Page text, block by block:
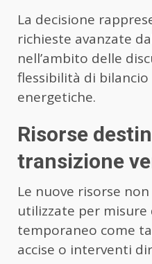
La decisione
richieste avanzate
nell’ambito delle
flessibilità di
energetiche.
Risorse
transizione
Le nuove risorse
utilizzate per misure
temporaneo come
accise o interventi